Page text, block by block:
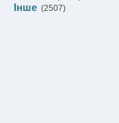
Інше (2507)